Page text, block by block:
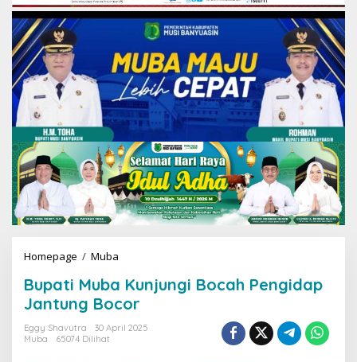
Homepage / Muba
p
a
t
i
Bupati Muba Kunjungi Bocah Pengidap
Jantung Bocor
Eggy Shavutra
30 April 2025
Muba
65074 Dilihat